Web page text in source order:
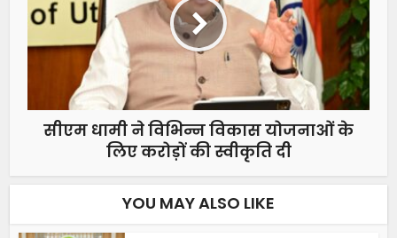
सीएम धामी ने विभिन्न विकास योजनाओं के
लिए करोड़ों की स्वीकृति दी
YOU MAY ALSO LIKE